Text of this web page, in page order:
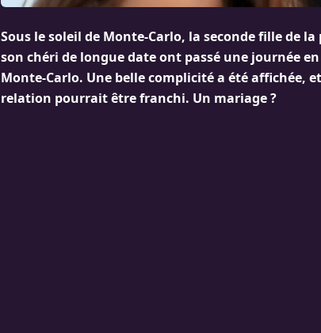
Sous le soleil de Monte-Carlo, la seconde fille de
son chéri de longue date ont passé une journée
Monte-Carlo. Une belle complicité a été affichée,
relation pourrait être franchi. Un mariage ?